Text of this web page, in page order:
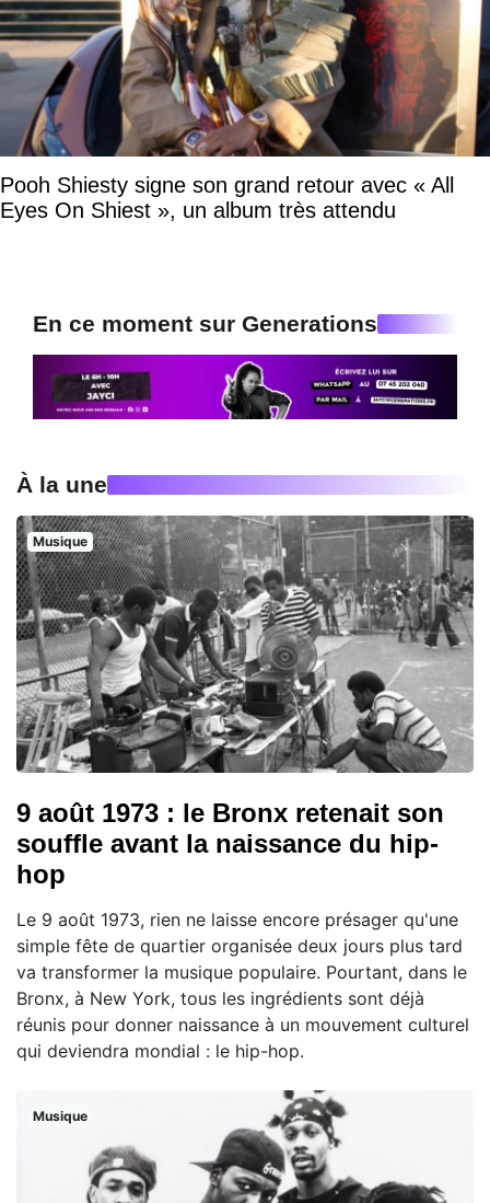
Pooh Shiesty signe son grand retour avec « All
Eyes On Shiest », un album très attendu
En ce moment sur Generations
À la une
Musique
9 août 1973 : le Bronx retenait son
souffle avant la naissance du hip-
hop
Le 9 août 1973, rien ne laisse encore présager qu'une
simple fête de quartier organisée deux jours plus tard
va transformer la musique populaire. Pourtant, dans le
Bronx, à New York, tous les ingrédients sont déjà
réunis pour donner naissance à un mouvement culturel
qui deviendra mondial : le hip-hop.
Musique